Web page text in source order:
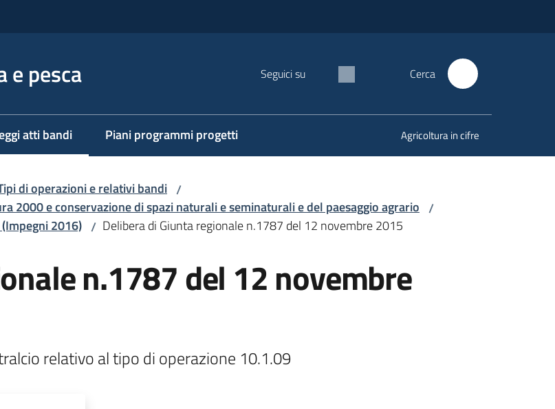
e pesca Seguici su Cerca
atti bandi
selezionato Piani programmi progetti Agricoltura in cifre
di operazioni e relativi bandi /
2000 e conservazione di spazi naturali e seminaturali e del paesaggio agrario /
2016) / Delibera di Giunta regionale n.1787 del 12 novembre 2015
n.1787 del 12 novembre
relativo al tipo di operazione 10.1.09